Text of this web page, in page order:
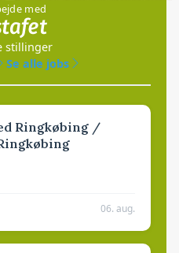
med
stillinger
Se alle jobs
Ringkøbing /
06. aug.